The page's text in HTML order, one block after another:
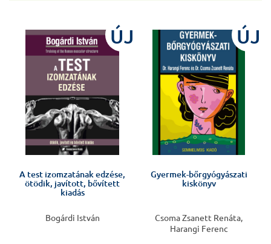
ÚJ
A test izomzatának edzése,
ötödik, javított, bővített
kiadás
Bogárdi István
ÚJ
Gyermek-bőrgyógyászati
kiskönyv
Csoma Zsanett Renáta,
Harangi Ferenc